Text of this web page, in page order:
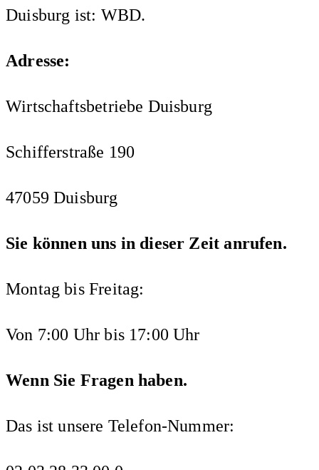
Duisburg ist: WBD.
Adresse:
Wirtschaftsbetriebe Duisburg
Schifferstraße 190
47059 Duisburg
Sie können uns in dieser Zeit anrufen.
Montag bis Freitag:
Von 7:00 Uhr bis 17:00 Uhr
Wenn Sie Fragen haben.
Das ist unsere Telefon-Nummer: